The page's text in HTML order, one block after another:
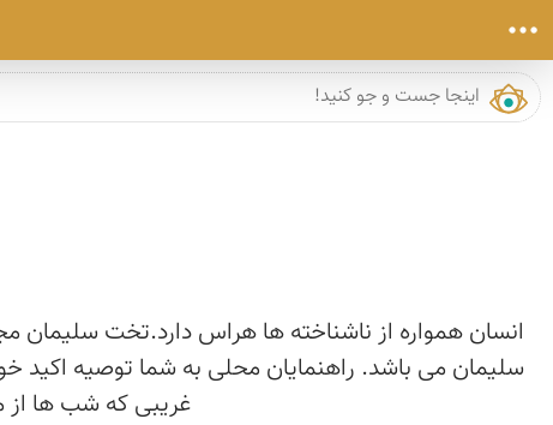
انسان همواره از ناشناخته ها هراس دارد.تخت
سلیمان می باشد. راهنمایان محلی به شما توصیه اکید
غریبی که شب ها از